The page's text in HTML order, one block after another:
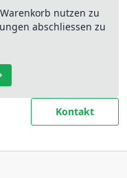
nutzen zu
abschliessen zu
Kontakt